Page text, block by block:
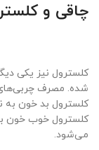
چاقی و
کلسترول نیز یکی
شده‌. مصرف چربی‌های
می‌شود.